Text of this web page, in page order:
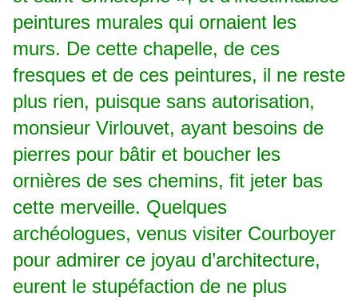
peintures murales qui ornaient les
murs. De cette chapelle, de ces
fresques et de ces peintures, il ne reste
plus rien, puisque sans autorisation,
monsieur Virlouvet, ayant besoins de
pierres pour bâtir et boucher les
ornières de ses chemins, fit jeter bas
cette merveille. Quelques
archéologues, venus visiter Courboyer
pour admirer ce joyau d’architecture,
eurent le stupéfaction de ne plus